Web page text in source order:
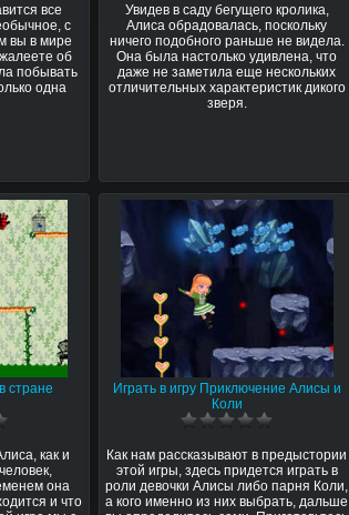
все
с
вы в мире
об
побывать
одна
Увидев в саду бегущего кролика,
Алиса обрадовалась, поскольку
ничего подобного раньше не видела.
Она была настолько удивлена, что
даже не заметила еще нескольких
отличительных характеристик дикого
зверя.
стране
как и
она
и что
Играть в игру Приключение Алисы и
Коли
Как нам рассказывают в предыстории
этой игры, здесь придется играть в
роли девочки Алисы либо парня Коли,
а кого именно из них выбрать, дальше